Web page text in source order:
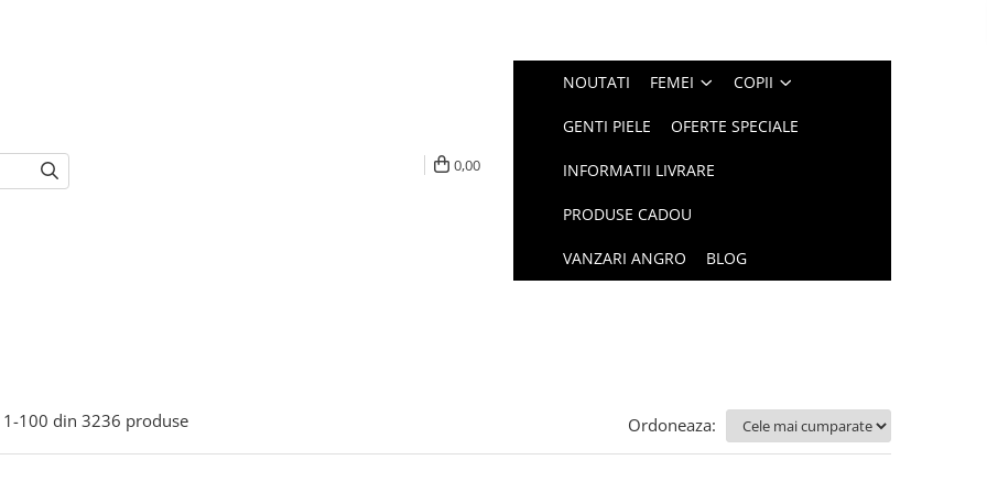
0,00
NOUTATI FEMEI COPII
GENTI PIELE OFERTE SPECIALE
INFORMATII LIVRARE
PRODUSE CADOU
VANZARI ANGRO BLOG
1-100 din 3236 produse Ordoneaza: